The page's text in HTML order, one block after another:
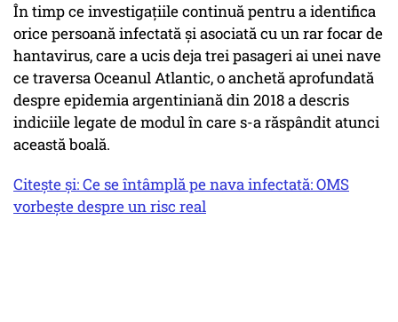
În timp ce investigaţiile continuă pentru a identifica
orice persoană infectată şi asociată cu un rar focar de
hantavirus, care a ucis deja trei pasageri ai unei nave
ce traversa Oceanul Atlantic, o anchetă aprofundată
despre epidemia argentiniană din 2018 a descris
indiciile legate de modul în care s-a răspândit atunci
această boală.
Citește și: Ce se întâmplă pe nava infectată: OMS
vorbește despre un risc real